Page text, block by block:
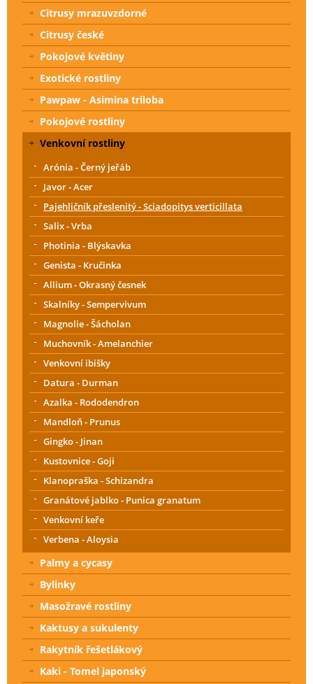
Citrusy mrazuvzdorné
Citrusy české
Pokojové květiny
Exotické rostliny
Pawpaw - Asimina triloba
Pokojové rostliny
Venkovní rostliny
Arónia - Černý jeřáb
Javor - Acer
Pajehličník přeslenitý - Sciadopitys verticillata
Salix - Vrba
Photinia - Blýskavka
Genista - Kručinka
Allium - Okrasný česnek
Skalníky - Sempervivum
Magnolie - Šácholan
Muchovník - Amelanchier
Venkovní ibišky
Datura - Durman
Azalka - Rododendron
Mandloň - Prunus
Gingko - Jinan
Kustovnice - Goji
Klanopraška - Schizandra
Granátové jablko - Punica granatum
Venkovní keře
Verbena - Aloysia
Palmy a cycasy
Bylinky
Masožravé rostliny
Kaktusy a sukulenty
Rakytník řešetlákový
Kaki - Tomel japonský